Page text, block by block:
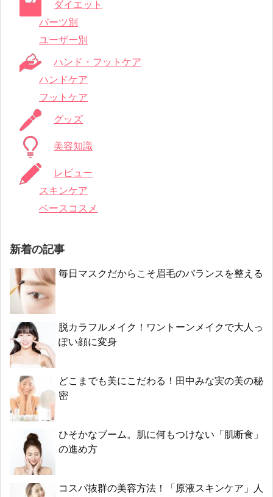
ダイエット
パーツ別
ユーザー別
ハンド・フットケア
ハンドケア
フットケア
グッズ
美容知識
レビュー
スキンケア
ベースコスメ
新着の記事
毎日マスクだからこそ眉毛のバランスを整える
脱カラフルメイク！ワントーンメイクで大人っ
ぽい顔に変身
どこまでも美にこだわる！田中みな実の美の秘
密
ひそかなブーム。肌に何もつけない「肌断食」
の進め方
コスパ抜群の美容方法！「原液スキンケア」人